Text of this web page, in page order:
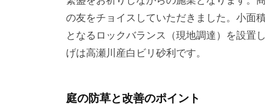
の友をチョイスしていただきました。小面
となるロックバランス（現地調達）を設置
げは高瀬川産白ビリ砂利です。
庭の防草と改善のポイント